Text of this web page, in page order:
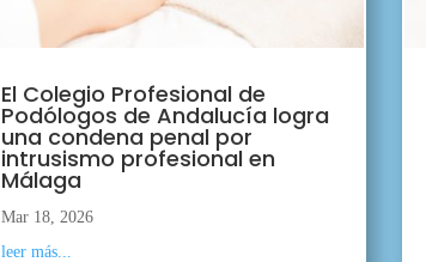
El Colegio Profesional de
Podólogos de Andalucía logra
una condena penal por
intrusismo profesional en
Málaga
Mar 18, 2026
leer más...